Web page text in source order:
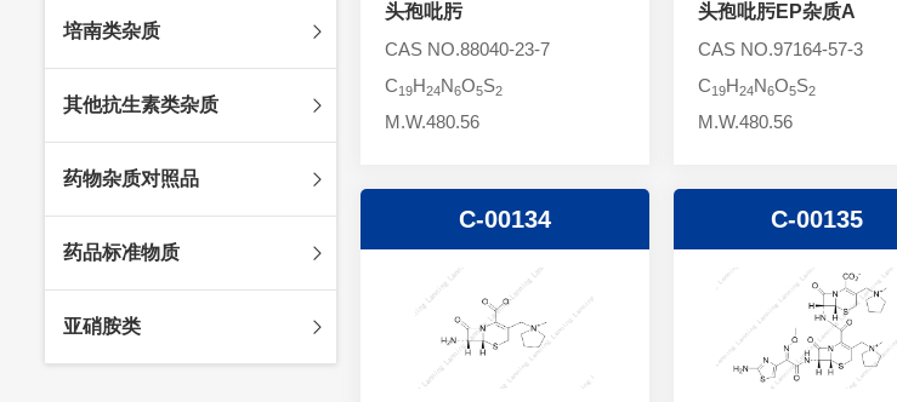
头孢唑林杂质
头孢他啶杂质
头孢米诺杂质
头孢吡肟杂质
苯唑西林杂质
替卡西林杂质
阿洛西林杂质
美洛西林杂质
培南类杂质
多立培南杂质
厄他培南杂质
多尼培南杂质
其他抗生素类杂质
利福平杂质
苄丝肼杂质
药物杂质对照品
杂质对照品
药品标准物质
亚硝胺类
头孢吡肟
CAS NO.88040-23-7
C19H24N6O5S2
M.W.480.56
头孢吡肟EP杂质A
CAS NO.97164-57-3
C19H24N6O5S2
M.W.480.56
C-00134 C-00135